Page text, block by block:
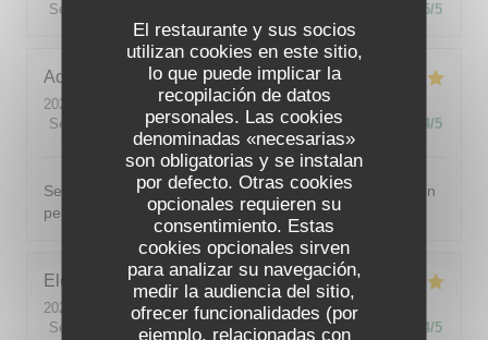
El restaurante y sus socios
utilizan cookies en este sitio,
lo que puede implicar la
recopilación de datos
personales. Las cookies
denominadas «necesarias»
son obligatorias y se instalan
por defecto. Otras cookies
opcionales requieren su
consentimiento. Estas
cookies opcionales sirven
para analizar su navegación,
medir la audiencia del sitio,
ofrecer funcionalidades (por
ejemplo, relacionadas con
Servicio
5/5
Adeline
2026-08-07
- 19:00 - Invitados 2
Servicio
Ambiente: 5/5 Menú: 5/5 Calidad / Precio 4/5
Service excellent. Menu 3 services délicieux, même si un
peu trop salé pour moi. Je recommande grandement !
Eleonore
2026-08-06
- 18:45 - Invitados 5
Servicio
Ambiente: 4/5 Menú: 5/5 Calidad / Precio 4/5